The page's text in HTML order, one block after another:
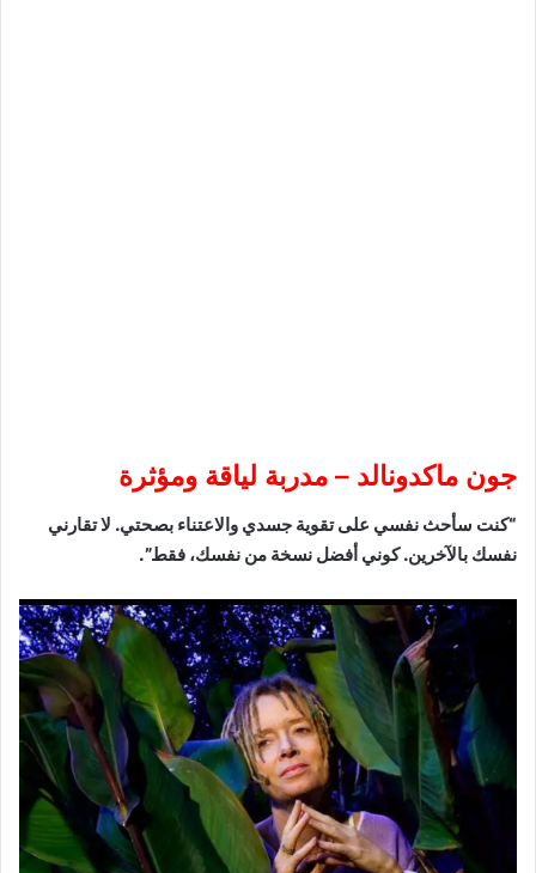
جون ماكدونالد – مدربة لياقة ومؤثرة
“كنت سأحث نفسي على تقوية جسدي والاعتناء بصحتي. لا تقارني
نفسك بالآخرين. كوني أفضل نسخة من نفسك، فقط”.